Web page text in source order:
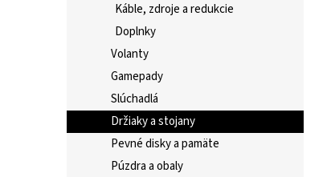
Káble, zdroje a redukcie
Doplnky
Volanty
Gamepady
Slúchadlá
Držiaky a stojany
Pevné disky a pamäte
Púzdra a obaly